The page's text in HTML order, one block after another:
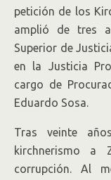
petición de los
amplió de tres
Superior de
en la Justicia
cargo de
Eduardo Sosa.
Tras veinte
kirchnerismo
corrupción. Al